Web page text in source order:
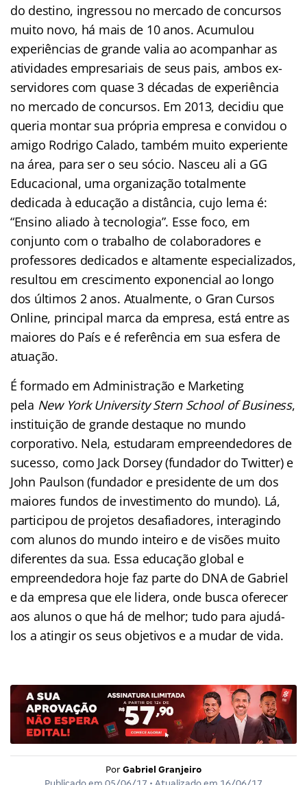
do destino, ingressou no mercado de concursos
muito novo, há mais de 10 anos. Acumulou
experiências de grande valia ao acompanhar as
atividades empresariais de seus pais, ambos ex-
servidores com quase 3 décadas de experiência
no mercado de concursos. Em 2013, decidiu que
queria montar sua própria empresa e convidou o
amigo Rodrigo Calado, também muito experiente
na área, para ser o seu sócio. Nasceu ali a GG
Educacional, uma organização totalmente
dedicada à educação a distância, cujo lema é:
“Ensino aliado à tecnologia”. Esse foco, em
conjunto com o trabalho de colaboradores e
professores dedicados e altamente especializados,
resultou em crescimento exponencial ao longo
dos últimos 2 anos. Atualmente, o Gran Cursos
Online, principal marca da empresa, está entre as
maiores do País e é referência em sua esfera de
atuação.
É formado em Administração e Marketing
pela New York University Stern School of Business,
instituição de grande destaque no mundo
corporativo. Nela, estudaram empreendedores de
sucesso, como Jack Dorsey (fundador do Twitter) e
John Paulson (fundador e presidente de um dos
maiores fundos de investimento do mundo). Lá,
participou de projetos desafiadores, interagindo
com alunos do mundo inteiro e de visões muito
diferentes da sua. Essa educação global e
empreendedora hoje faz parte do DNA de Gabriel
e da empresa que ele lidera, onde busca oferecer
aos alunos o que há de melhor; tudo para ajudá-
los a atingir os seus objetivos e a mudar de vida.
Por Gabriel Granjeiro